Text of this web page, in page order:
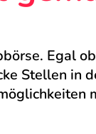
Egal
Stellen in